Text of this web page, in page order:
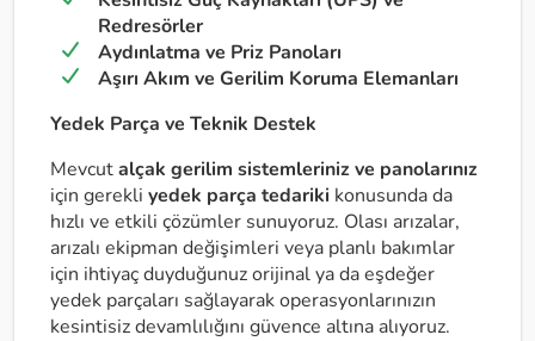
Redresörler
Aydınlatma ve Priz Panoları
Aşırı Akım ve Gerilim Koruma Elemanları
Yedek Parça ve Teknik Destek
Mevcutalçak gerilim sistemleriniz ve panolarınız
için gerekli yedek parça tedariki konusunda da
hızlı ve etkili çözümler sunuyoruz. Olası arızalar,
arızalı ekipman değişimleri veya planlı bakımlar
için ihtiyaç duyduğunuz orijinal ya da eşdeğer
yedek parçaları sağlayarak operasyonlarınızın
kesintisiz devamlılığını güvence altına alıyoruz.